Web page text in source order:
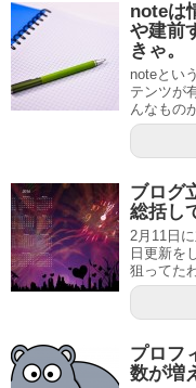
noteは
や建前
きゃ。
noteとい
テンツが
んなもの
ブログ
総括し
2月11日
日更新を
狙ってた
プロフ
数が増